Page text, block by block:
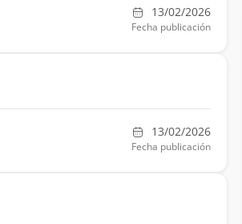
13/02/2026
Fecha publicación
13/02/2026
Fecha publicación